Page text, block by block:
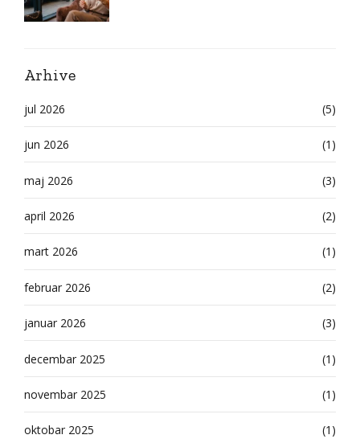
Arhive
jul 2026 (5)
jun 2026 (1)
maj 2026 (3)
april 2026 (2)
mart 2026 (1)
februar 2026 (2)
januar 2026 (3)
decembar 2025 (1)
novembar 2025 (1)
oktobar 2025 (1)